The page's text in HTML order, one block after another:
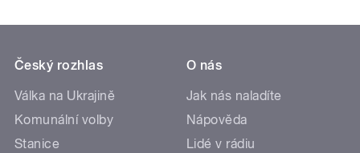
Český rozhlas
Válka na Ukrajině
Komunální volby
Stanice
O nás
Jak nás naladíte
Nápověda
Lidé v rádiu